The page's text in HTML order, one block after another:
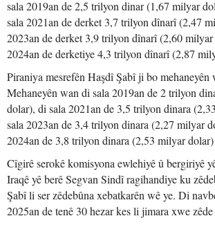
sala 2019an de 2,5 trilyon dinar (1,67 milyar
sala 2021an de derket 3,7 trilyon dînarî (2,47
2023an de derket 3,9 trilyon dînarî (2,60
2024an de derketiye 4,3 trilyon dînarî (2,87
Piraniya mesrefên Haşdî Şabî ji bo mehaneyên
Mehaneyên wan di sala 2019an de 2 trilyon
dolar), di sala 2021an de 3,5 trilyon dinara
sala 2023an de 3,4 trilyon dinara (2,27 milyar
2024an de 3,8 trilyon dinara (2,53 milyar
Cîgirê serokê komisyona ewlehiyê û bergiriyê
Iraqê yê berê Segvan Sindî ragihandiye ku
Şabî li ser zêdebûna xebatkarên wê ye. Di
2025an de tenê 30 hezar kes li jimara xwe